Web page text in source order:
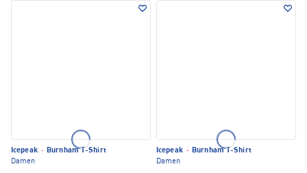
Icepeak · Burnham T-Shirt
Damen
Icepeak · Burnham T-Shirt
Damen